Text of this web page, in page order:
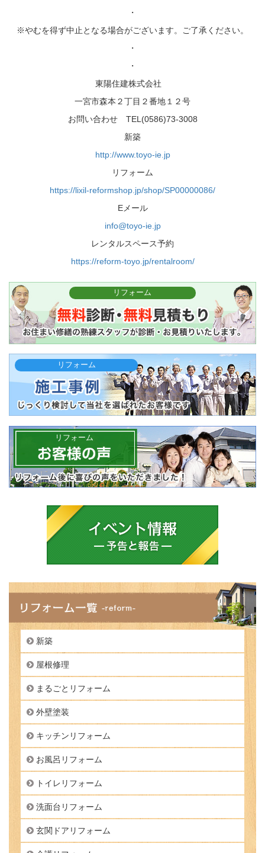
・
※やむを得ず中止となる場合がございます。ご了承ください。
・
・
東陽住建株式会社
一宮市森本２丁目２番地１２号
お問い合わせ TEL(0586)73-3008
新築
http://www.toyo-ie.jp
リフォーム
https://lixil-reformshop.jp/shop/SP00000086/
Eメール
info@toyo-ie.jp
レンタルスペース予約
https://reform-toyo.jp/rentalroom/
リフォーム
リフォーム
リフォーム
新築
屋根修理
まるごとリフォーム
外壁塗装
キッチンリフォーム
お風呂リフォーム
トイレリフォーム
洗面台リフォーム
玄関ドアリフォーム